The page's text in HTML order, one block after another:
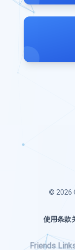
© 2026
使用条款
Friends